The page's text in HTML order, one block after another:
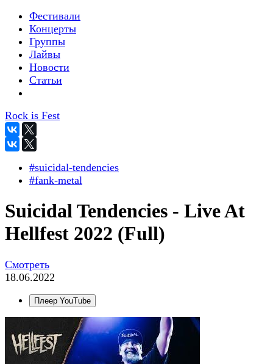
Фестивали
Концерты
Группы
Лайвы
Новости
Статьи
Rock is Fest
#suicidal-tendencies
#fank-metal
Suicidal Tendencies - Live At
Hellfest 2022 (Full)
Смотреть
18.06.2022
Плеер YouTube